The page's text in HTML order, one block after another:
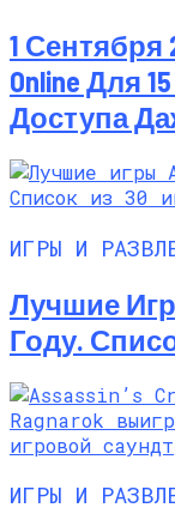
1 Сентября
Online Для
Доступа
ИГРЫ И
Лучшие
Году.
ИГРЫ И